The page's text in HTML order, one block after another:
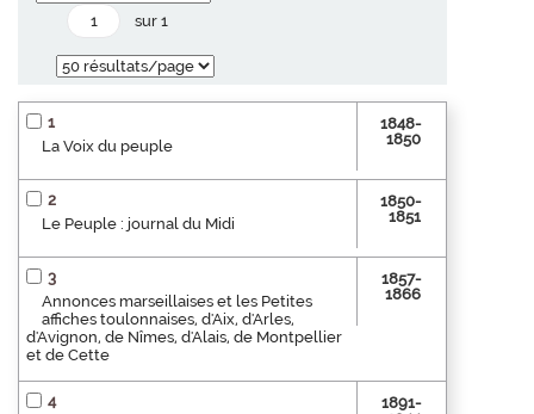
sur 1
1
La Voix du peuple
1848-
1850
2
Le Peuple : journal du Midi
1850-
1851
3
Annonces marseillaises et les Petites
affiches toulonnaises, d'Aix, d'Arles,
d'Avignon, de Nîmes, d'Alais, de Montpellier
et de Cette
1857-
1866
4
1891-